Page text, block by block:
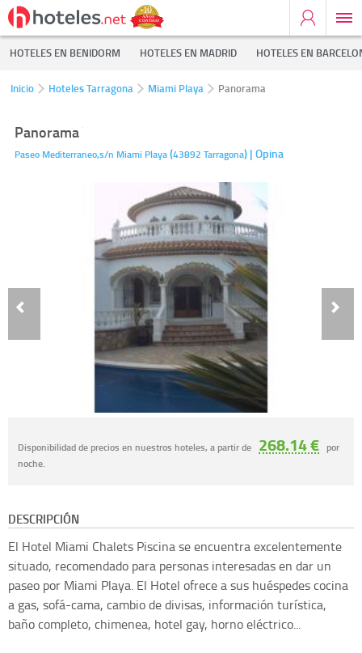
HOTELES EN BENIDORM HOTELES EN MADRID HOTELES EN
Inicio Hoteles Tarragona Miami Playa Panorama
Panorama
Paseo Mediterraneo,s/n Miami Playa(43892 Tarragona) | Opina
Disponibilidad de precios en nuestros hoteles, a partir de 268.14 € por
noche.
DESCRIPCIÓN
El Hotel Miami Chalets Piscina se encuentra excelentemente
situado, recomendado para personas interesadas en dar un
paseo por Miami Playa. El Hotel ofrece a sus huéspedes cocina
a gas, sofá-cama, cambio de divisas, información turística,
baño completo, chimenea, hotel gay, horno eléctrico...